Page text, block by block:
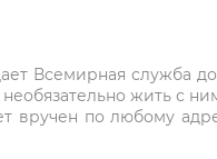
Всемирная служба
жить с
вручен по любому